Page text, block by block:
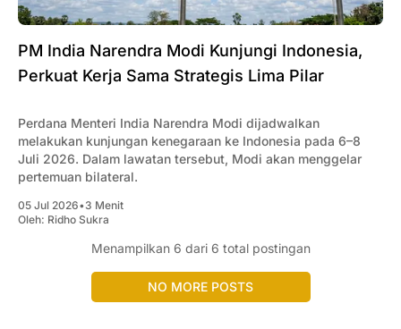
PM India Narendra Modi Kunjungi Indonesia,
Perkuat Kerja Sama Strategis Lima Pilar
Perdana Menteri India Narendra Modi dijadwalkan
melakukan kunjungan kenegaraan ke Indonesia pada 6–8
Juli 2026. Dalam lawatan tersebut, Modi akan menggelar
pertemuan bilateral.
05 Jul 2026•3 Menit
Oleh: Ridho Sukra
Menampilkan 6 dari 6 total postingan
NO MORE POSTS